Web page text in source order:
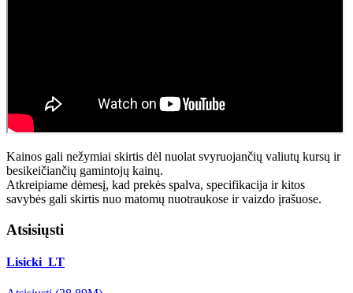
Kainos gali nežymiai skirtis dėl nuolat svyruojančių valiutų kursų ir
besikeičiančių gamintojų kainų.
Atkreipiame dėmesį, kad prekės spalva, specifikacija ir kitos
savybės gali skirtis nuo matomų nuotraukose ir vaizdo įrašuose.
Atsisiųsti
Lisicki_LT